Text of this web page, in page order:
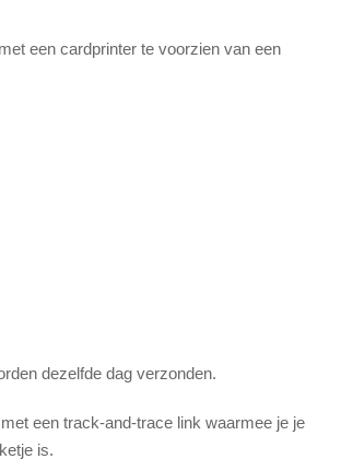
een cardprinter te voorzien van een
dezelfde dag verzonden.
een track-and-trace link waarmee je je
is.